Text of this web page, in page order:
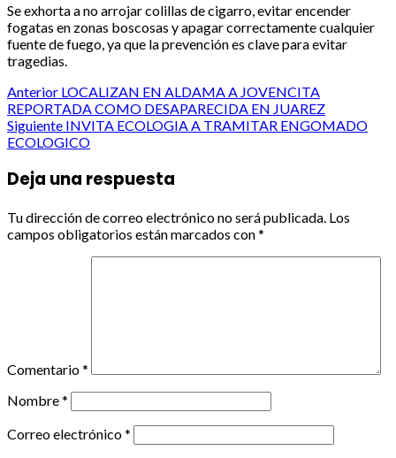
Se exhorta a no arrojar colillas de cigarro, evitar encender
fogatas en zonas boscosas y apagar correctamente cualquier
fuente de fuego, ya que la prevención es clave para evitar
tragedias.
Post
navigation
Anterior LOCALIZAN EN ALDAMA A JOVENCITA
REPORTADA COMO DESAPARECIDA EN JUAREZ
Siguiente INVITA ECOLOGIA A TRAMITAR ENGOMADO
ECOLOGICO
Deja una respuesta
Tu dirección de correo electrónico no será publicada. Los
campos obligatorios están marcados con*
Comentario*
Nombre*
Correo electrónico*